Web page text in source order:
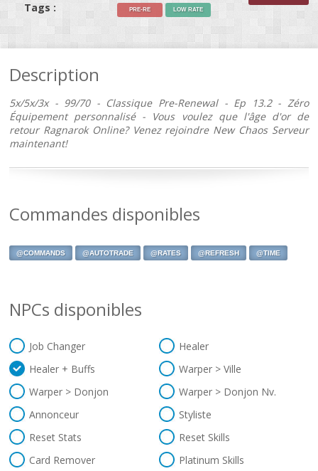
Tags :
PRE-RE LOW RATE
Description
5x/5x/3x - 99/70 - Classique Pre-Renewal - Ep 13.2 - Zéro
Équipement personnalisé - Vous voulez que l'âge d'or de
retour Ragnarok Online? Venez rejoindre New Chaos Serveur
maintenant!
Commandes disponibles
@COMMANDS @AUTOTRADE @RATES @REFRESH @TIME
NPCs disponibles
Job Changer
Healer
Healer + Buffs
Warper > Ville
Warper > Donjon
Warper > Donjon Nv.
Annonceur
Styliste
Reset Stats
Reset Skills
Card Remover
Platinum Skills